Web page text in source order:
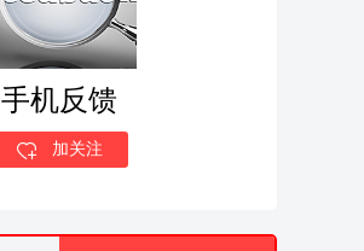
手机反馈
加关注